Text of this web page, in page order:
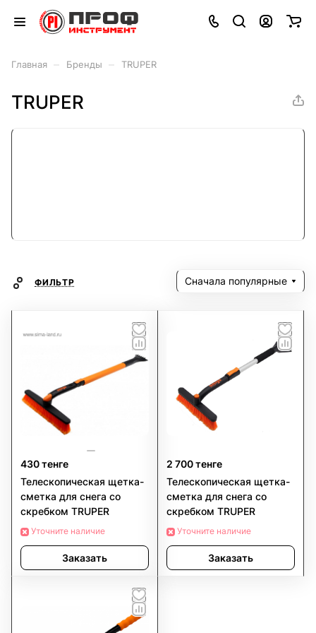
Главная Бренды TRUPER
TRUPER
ФИЛЬТР Сначала популярные
430 тенге
Телескопическая щетка-
сметка для снега со
скребком TRUPER
Уточните наличие
Заказать
2 700 тенге
Телескопическая щетка-
сметка для снега со
скребком TRUPER
Уточните наличие
Заказать